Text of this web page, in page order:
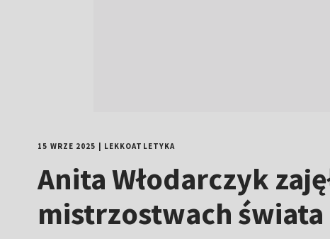
15 WRZE 2025 LEKKOATLETYKA
Anita Włodarczyk
mistrzostwach świata